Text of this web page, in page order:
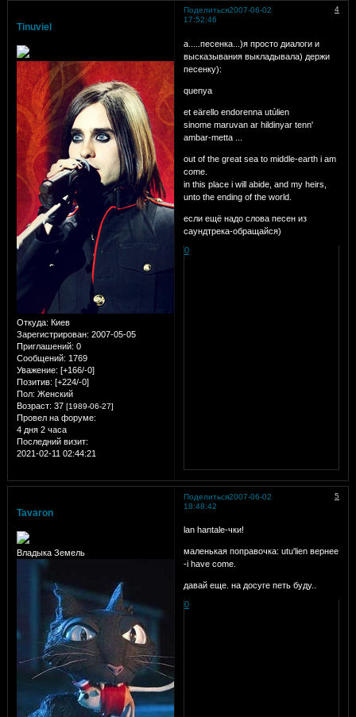
Поделиться 4
2007-06-02
17:52:46
Tinuviel
Откуда: Киев
Зарегистрирован: 2007-05-05
Приглашений: 0
Сообщений: 1769
Уважение: [+166/-0]
Позитив: [+224/-0]
Пол: Женский
Возраст: 37 [1989-06-27]
Провел на форуме:
4 дня 2 часа
Последний визит:
2021-02-11 02:44:21
а.....песенка...)я просто диалоги и
высказывания выкладывала) держи
песенку):
quenya
et eärello endorenna utúlien
sinome maruvan ar hildinyar tenn'
ambar-metta ...
out of the great sea to middle-earth i am
come.
in this place i will abide, and my heirs,
unto the ending of the world.
если ещё надо слова песен из
саундтрека-обращайся)
0
Поделиться 5
2007-06-02
18:48:42
Tavaron
Владыка Земель
lan hantale-чки!
маленькая поправочка: utu'lien вернее
-i have come.
давай еще. на досуге петь буду..
0